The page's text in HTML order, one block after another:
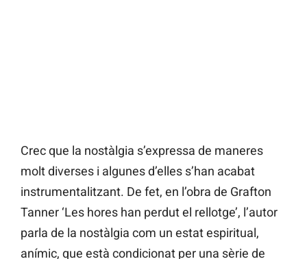
Crec que la nostàlgia s’expressa de maneres
molt diverses i algunes d’elles s’han acabat
instrumentalitzant. De fet, en l’obra de Grafton
Tanner ‘Les hores han perdut el rellotge’, l’autor
parla de la nostàlgia com un estat espiritual,
anímic, que està condicionat per una sèrie de